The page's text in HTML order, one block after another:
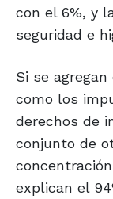
con el 6%, y
seguridad e
Si se
como los
derechos de
conjunto de
explican el